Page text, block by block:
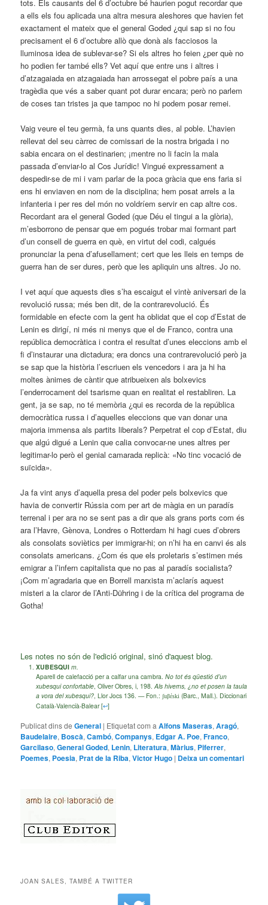
tots. Els causants del 6 d’octubre bé haurien pogut recordar que
a ells els fou aplicada una altra mesura aleshores que havien fet
exactament el mateix que el general Goded ¿qui sap si no fou
precisament el 6 d’octubre allò que donà als facciosos la
lluminosa idea de sublevar-se? Si els altres ho feien ¿per què no
ho podien fer també ells? Vet aquí que entre uns i altres i
d’atzagaiada en atzagaiada han arrossegat el pobre país a una
tragèdia que vés a saber quant pot durar encara; però no parlem
de coses tan tristes ja que tampoc no hi podem posar remei.
Vaig veure el teu germà, fa uns quants dies, al poble. L’havien
rellevat del seu càrrec de comissari de la nostra brigada i no
sabia encara on el destinarien; ¡mentre no li facin la mala
passada d’enviar-lo al Cos Jurídic! Vingué expressament a
despedir-se de mi i vam parlar de la poca gràcia que ens faria si
ens hi enviaven en nom de la disciplina; hem posat arrels a la
infanteria i per res del món no voldríem servir en cap altre cos.
Recordant ara el general Goded (que Déu el tingui a la glòria),
m’esborrono de pensar que em pogués trobar mai formant part
d’un consell de guerra en què, en virtut del codi, calgués
pronunciar la pena d’afusellament; cert que les lleis en temps de
guerra han de ser dures, però que les apliquin uns altres. Jo no.
I vet aquí que aquests dies s’ha escaigut el vintè aniversari de la
revolució russa; més ben dit, de la contrarevolució. És
formidable en efecte com la gent ha oblidat que el cop d’Estat de
Lenin es dirigí, ni més ni menys que el de Franco, contra una
república democràtica i contra el resultat d’unes eleccions amb el
fi d’instaurar una dictadura; era doncs una contrarevolució però ja
se sap que la història l’escriuen els vencedors i ara ja hi ha
moltes ànimes de càntir que atribueixen als bolxevics
l’enderrocament del tsarisme quan en realitat el restabliren. La
gent, ja se sap, no té memòria ¿qui es recorda de la república
democràtica russa i d’aquelles eleccions que van donar una
majoria immensa als partits liberals? Perpetrat el cop d’Estat, diu
que algú digué a Lenin que calia convocar-ne unes altres per
legitimar-lo però el genial camarada replicà: «No tinc vocació de
suïcida».
Ja fa vint anys d’aquella presa del poder pels bolxevics que
havia de convertir Rússia com per art de màgia en un paradís
terrenal i per ara no se sent pas a dir que als grans ports com és
ara l’Havre, Gènova, Londres o Rotterdam hi hagi cues d’obrers
als consolats soviètics per immigrar-hi; on n’hi ha en canvi és als
consolats americans. ¿Com és que els proletaris s’estimen més
emigrar a l’infern capitalista que no pas al paradís socialista?
¡Com m’agradaria que en Borrell marxista m’aclarís aquest
misteri a la claror de l’Anti-Dühring i de la crítica del programa de
Gotha!
Les notes no són de l'edició original, sinó d'aquest blog.
XUBESQUI m.
Aparell de calefacció per a calfar una cambra.No tot és qüestió d’un
xubesqui confortable , Oliver Obres, i, 198.Als hiverns, ¿no et posen la taula
a vora del xubesqui? , Llor Jocs 136. — Fon.: ʃuβέski(Barc., Mall.). Diccionari
Català-Valencià-Balear [↩]
Publicat dins de General | Etiquetat com aAlfons Maseras,Aragó,
Baudelaire, Boscà,Cambó,Companys, Edgar A. Poe,Franco,
Garcilaso,General Goded, Lenin, Literatura,Màrius, Piferrer,
Poemes, Poesia, Prat de la Riba,Victor Hugo | Deixa un comentari
JOAN SALES, TAMBÉ A TWITTER